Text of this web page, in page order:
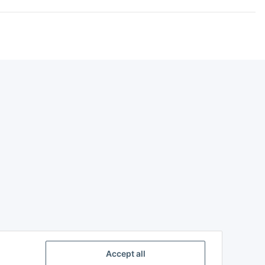
Accept all